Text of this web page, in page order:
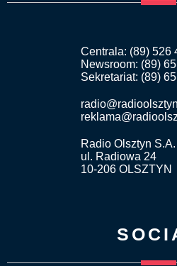
Centrala: (89) 526
Newsroom: (89)
Sekretariat: (89)
Radio Olsztyn S.A.
ul. Radiowa 24
10-206 OLSZTYN